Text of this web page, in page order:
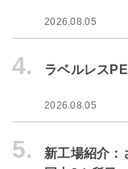
2026.08.05
4. ラベルレス
2026.08.05
5.
新工場紹介